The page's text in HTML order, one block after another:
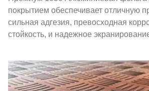
покрытием обеспечивает отличную
сильная адгезия, превосходная
стойкость, и надежное